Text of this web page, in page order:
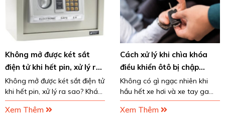
Không mở được két sắt
điện tử khi hết pin, xử lý ra
sao?
Không mở được két sắt điện tử
khi hết pin, xử lý ra sao? Khám
phá ngay bài viết sau đây để
tìm ra câu trả lời đúng và
Xem Thêm
Cách xử lý khi chìa khóa
điều khiển ôtô bị chập
mạch, vào nước
Không có gì ngạc nhiên khi
hầu hết xe hơi và xe tay ga
hiện nay đều sử dụng chìa
khóa smartkey. Bởi chúng nhỏ
Xem Thêm